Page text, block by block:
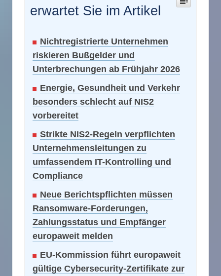
erwartet Sie im Artikel
Nichtregistrierte Unternehmen
riskieren Bußgelder und
Unterbrechungen ab Frühjahr 2026
Energie, Gesundheit und Verkehr
besonders schlecht auf NIS2
vorbereitet
Strikte NIS2-Regeln verpflichten
Unternehmensleitungen zu
umfassendem IT-Kontrolling und
Compliance
Neue Berichtspflichten müssen
Ransomware-Forderungen,
Zahlungsstatus und Empfänger
europaweit melden
EU-Kommission führt europaweit
gültige Cybersecurity-Zertifikate zur